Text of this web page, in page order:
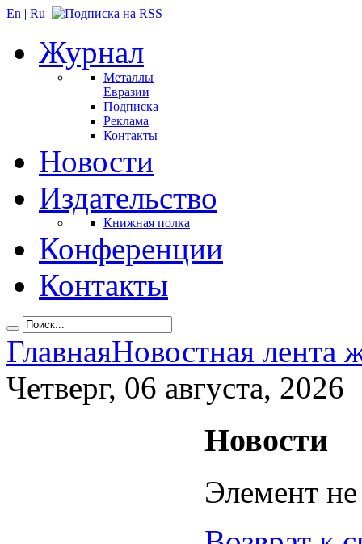
En | Ru
Журнал
Металлы
Евразии
Подписка
Реклама
Контакты
Новости
Издательство
Книжная полка
Конференции
Контакты
ГлавнаяНовостная лента
Четверг, 06 августа, 2026
Новости
Элемент